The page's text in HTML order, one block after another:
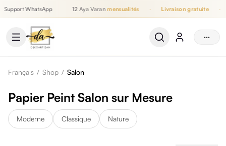
WhatsApp 12 Aya Varan mensualités Livraison gratuite
···
Français / Shop / Salon
Papier Peint Salon sur Mesure
Moderne Classique Nature